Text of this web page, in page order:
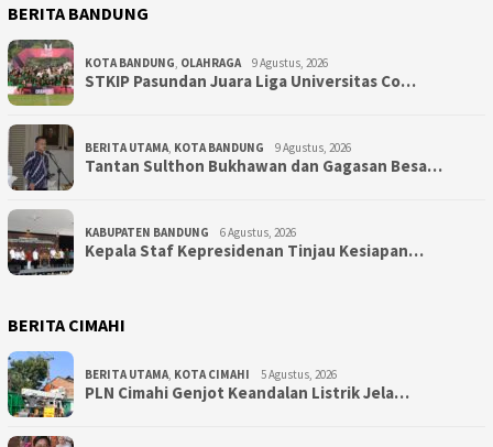
BERITA BANDUNG
KOTA BANDUNG, OLAHRAGA 9 Agustus, 2026
STKIP Pasundan Juara Liga Universitas Co…
BERITA UTAMA, KOTA BANDUNG 9 Agustus, 2026
Tantan Sulthon Bukhawan dan Gagasan Besa…
KABUPATEN BANDUNG 6 Agustus, 2026
Kepala Staf Kepresidenan Tinjau Kesiapan…
BERITA CIMAHI
BERITA UTAMA, KOTA CIMAHI 5 Agustus, 2026
PLN Cimahi Genjot Keandalan Listrik Jela…